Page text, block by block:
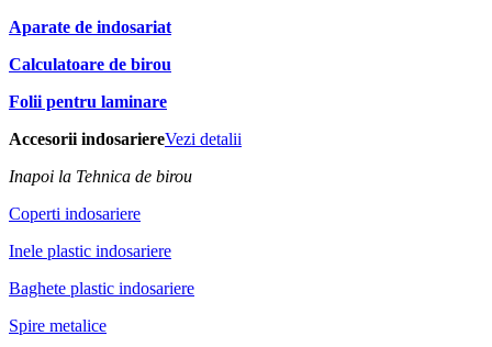
Aparate de indosariat
Calculatoare de birou
Folii pentru laminare
Accesorii indosariereVezi detalii
Inapoi la Tehnica de birou
Coperti indosariere
Inele plastic indosariere
Baghete plastic indosariere
Spire metalice